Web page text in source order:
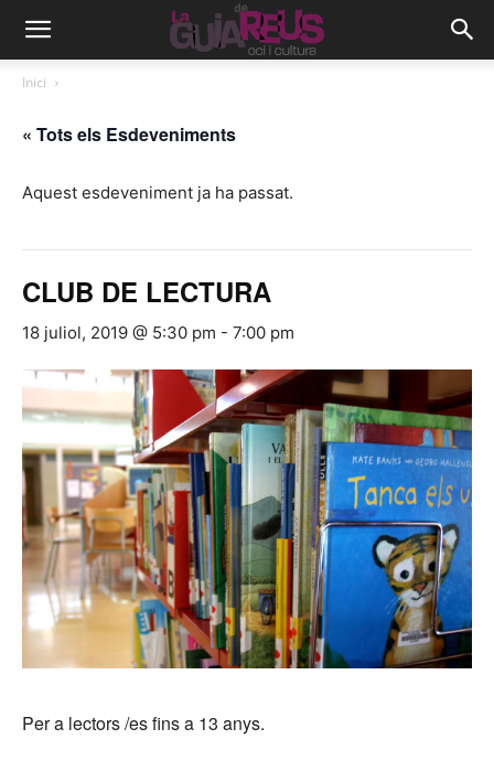
Inici
« Tots els Esdeveniments
Aquest esdeveniment ja ha passat.
CLUB DE LECTURA
18 juliol, 2019 @ 5:30 pm - 7:00 pm
Per a lectors /es fins a 13 anys.